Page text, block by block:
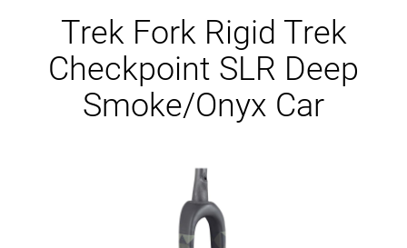
Trek Fork Rigid Trek
Checkpoint SLR Deep
Smoke/Onyx Car